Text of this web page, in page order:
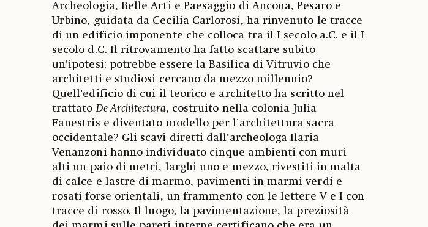
Archeologia, Belle Arti e Paesaggio di Ancona, Pesaro e
Urbino, guidata da Cecilia Carlorosi, ha rinvenuto le tracce
di un edificio imponente che colloca tra il I secolo a.C. e il I
secolo d.C. Il ritrovamento ha fatto scattare subito
un’ipotesi: potrebbe essere la Basilica di Vitruvio che
architetti e studiosi cercano da mezzo millennio?
Quell’edificio di cui il teorico e architetto ha scritto nel
trattatoDe Architectura, costruito nella colonia Julia
Fanestris e diventato modello per l’architettura sacra
occidentale? Gli scavi diretti dall’archeologa Ilaria
Venanzoni hanno individuato cinque ambienti con muri
alti un paio di metri, larghi uno e mezzo, rivestiti in malta
di calce e lastre di marmo, pavimenti in marmi verdi e
rosati forse orientali, un frammento con le lettere V e I con
tracce di rosso. Il luogo, la pavimentazione, la preziosità